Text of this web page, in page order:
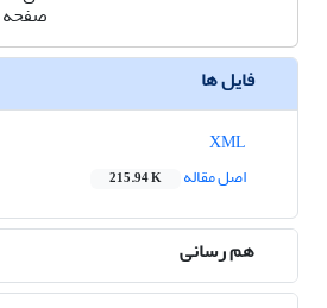
صفحه
فایل ها
اصل مقاله
215.94 K
هم رسانی